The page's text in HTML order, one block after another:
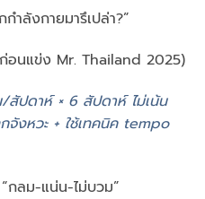
ำลังกายมารึเปล่า?”
อนแข่ง Mr. Thailand 2025)
ปดาห์ × 6 สัปดาห์ ไม่เน้น
งหวะ + ใช้เทคนิค tempo
กลม-แน่น-ไม่บวม”